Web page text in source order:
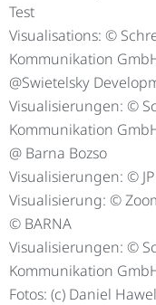
Test
Visualisations: ©
Kommunikation
@Swietelsky
Visualisierungen: ©
Kommunikation
@ Barna Bozso
Visualisierungen: ©
Visualisierung: ©
© BARNA
Visualisierungen: ©
Kommunikation
Fotos: (c) Daniel